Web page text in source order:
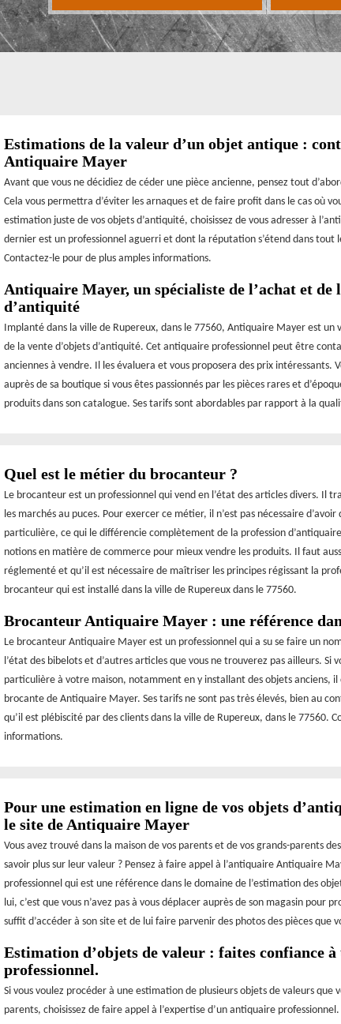
Estimations de la valeur d’un objet antique :
Antiquaire Mayer
Avant que vous ne décidiez de céder une pièce ancienne, pensez tout
Cela vous permettra d’éviter les arnaques et de faire profit dans le cas où
estimation juste de vos objets d’antiquité, choisissez de vous adresser à
dernier est un professionnel aguerri et dont la réputation s’étend dans tout
Contactez-le pour de plus amples informations.
Antiquaire Mayer, un spécialiste de l’achat et de
d’antiquité
Implanté dans la ville de Rupereux, dans le 77560, Antiquaire Mayer est un
de la vente d’objets d’antiquité. Cet antiquaire professionnel peut être
anciennes à vendre. Il les évaluera et vous proposera des prix intéressants.
auprès de sa boutique si vous êtes passionnés par les pièces rares et
produits dans son catalogue. Ses tarifs sont abordables par rapport à la
Quel est le métier du brocanteur ?
Le brocanteur est un professionnel qui vend en l’état des articles divers. Il
les marchés au puces. Pour exercer ce métier, il n’est pas nécessaire
particulière, ce qui le différencie complètement de la profession
notions en matière de commerce pour mieux vendre les produits. Il faut
réglementé et qu’il est nécessaire de maîtriser les principes régissant la
brocanteur qui est installé dans la ville de Rupereux dans le 77560.
Brocanteur Antiquaire Mayer : une référence
Le brocanteur Antiquaire Mayer est un professionnel qui a su se faire un
l’état des bibelots et d’autres articles que vous ne trouverez pas ailleurs. Si
particulière à votre maison, notamment en y installant des objets anciens,
brocante de Antiquaire Mayer. Ses tarifs ne sont pas très élevés, bien au
qu’il est plébiscité par des clients dans la ville de Rupereux, dans le 77560.
informations.
Pour une estimation en ligne de vos objets
le site de Antiquaire Mayer
Vous avez trouvé dans la maison de vos parents et de vos grands-parents
savoir plus sur leur valeur ? Pensez à faire appel à l’antiquaire Antiquaire
professionnel qui est une référence dans le domaine de l’estimation des
lui, c’est que vous n’avez pas à vous déplacer auprès de son magasin pour
suffit d’accéder à son site et de lui faire parvenir des photos des pièces que
Estimation d’objets de valeur : faites confiance
professionnel.
Si vous voulez procéder à une estimation de plusieurs objets de valeurs que
parents, choisissez de faire appel à l’expertise d’un antiquaire